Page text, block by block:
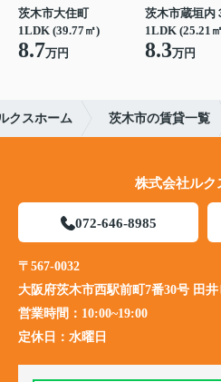
茨木市大住町
1LDK (39.77㎡)
8.7万円
茨木市蔵垣内
1LDK (25.21
8.3万円
クスホーム 茨木市の賃貸一覧
株式会社ルク
072-646-8985
〒567-0032
大阪府茨木市西駅前町7番30号 田
営業時間： 10:00~19:00
定休日： 水曜日